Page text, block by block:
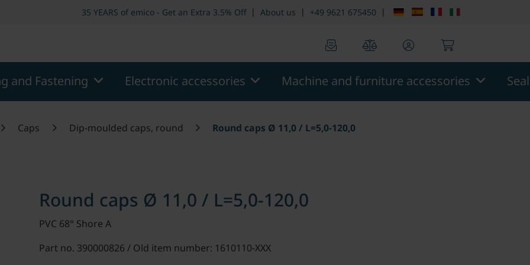
Skip to page main-menu Skip to search
35 YEARS of emico - Get an Extra 3.5% Off | About us | +49 9621 675450 |
and Fastening Electronic accessories Machine and furniture accessories
Caps Dip-moulded caps, round Round caps Ø 11,0 / L=5,0-120,0
Round caps Ø 11,0 / L=5,0-120,0
PVC 68° Shore A
Part no. 390000826 / Old item number: 1610110-XXX